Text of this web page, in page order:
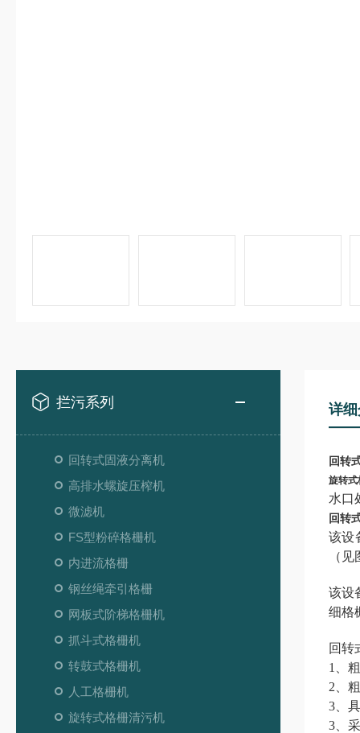
拦污系列
回转式固液分离机
高排水螺旋压榨机
微滤机
FS型粉碎格栅机
内进流格栅
钢丝绳牵引格栅
网板式阶梯格栅机
抓斗式格栅机
转鼓式格栅机
人工格栅机
旋转式格栅清污机
详
回转
旋转式
水口
回转
该设
（
该设
细格
回转
1、
2、
3、
3、